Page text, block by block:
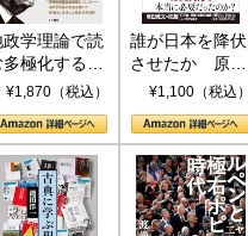
政学理論で読
多極化する世
トランプと
¥1,870（税込）
誰が日本を降伏
させたか 原爆
投下、ソ連参
(PHP新書)
¥1,100（税込）